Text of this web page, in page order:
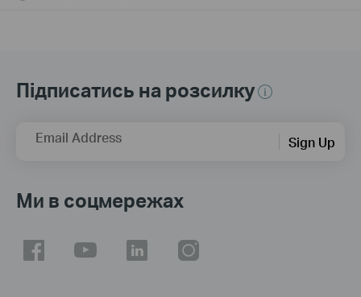
Підписатись на розсилку
Email Address Sign Up
Ми в соцмережах